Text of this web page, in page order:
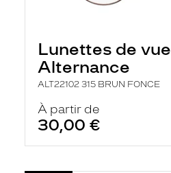
Lunettes de vue
Alternance
ALT22102 315 BRUN FONCE
À partir de
30,00 €